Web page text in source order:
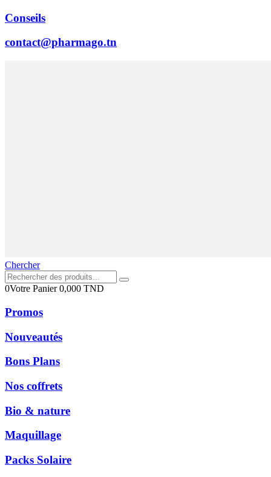
Conseils
contact@pharmago.tn
Chercher
0Votre Panier0,000 TND
Promos
Nouveautés
Bons Plans
Nos coffrets
Bio & nature
Maquillage
Packs Solaire